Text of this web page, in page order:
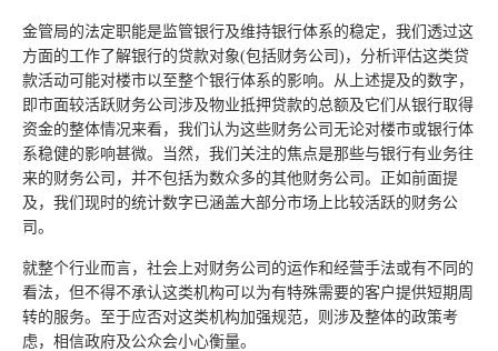
金管局的法定职能是监管银行及维持银行体系的稳定，我们透过这
方面的工作了解银行的贷款对象(包括财务公司)，分析评估这类贷
款活动可能对楼市以至整个银行体系的影响。从上述提及的数字，
即市面较活跃财务公司涉及物业抵押贷款的总额及它们从银行取得
资金的整体情况来看，我们认为这些财务公司无论对楼市或银行体
系稳健的影响甚微。当然，我们关注的焦点是那些与银行有业务往
来的财务公司，并不包括为数众多的其他财务公司。正如前面提
及，我们现时的统计数字已涵盖大部分市场上比较活跃的财务公
司。
就整个行业而言，社会上对财务公司的运作和经营手法或有不同的
看法，但不得不承认这类机构可以为有特殊需要的客户提供短期周
转的服务。至于应否对这类机构加强规范，则涉及整体的政策考
虑，相信政府及公众会小心衡量。